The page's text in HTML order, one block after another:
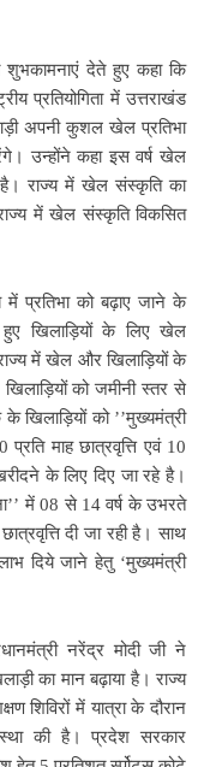
शुभकामनाएं देते हुए कहा कि
प्रतियोगिता में उत्तराखंड
अपनी कुशल खेल प्रतिभा
उन्होंने कहा इस वर्ष खेल
है। राज्य में खेल संस्कृति का
में खेल संस्कृति विकसित
में प्रतिभा को बढ़ाए जाने के
खिलाड़ियों के लिए खेल
राज्य में खेल और खिलाड़ियों के
को जमीनी स्तर से
को ’’मुख्यमंत्री
प्रति माह छात्रवृत्ति एवं 10
के लिए दिए जा रहे है।
में 08 से 14 वर्ष के उभरते
दी जा रही है। साथ
लाभ दिये जाने हेतु ‘मुख्यमंत्री
नरेंद्र मोदी जी ने
का मान बढ़ाया है। राज्य
शिविरों में यात्रा के दौरान
की है। प्रदेश सरकार